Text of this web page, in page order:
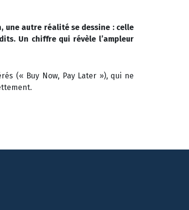
une autre réalité se dessine : celle
Un chiffre qui révèle l’ampleur
(« Buy Now, Pay Later »), qui ne